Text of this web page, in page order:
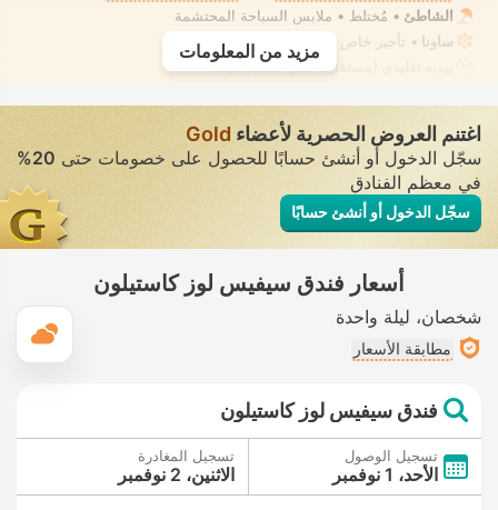
الشاطئ • مُختلط • ملابس السباحة المحتشمة
ساونا • تأجير خاص • معزول تمامًا
بيديه تقليدي (مستقل)
• في جميع الغرف
مزيد من المعلومات
اغتنم العروض الحصرية لأعضاء Gold
سجّل الدخول أو أنشئ حسابًا للحصول على خصومات حتى20%
في معظم الفنادق
سجّل الدخول أو أنشئ حسابًا
أسعار فندق سيفيس لوز كاستيلون
شخصان ليلة واحدة
مطابقة الأسعار
فندق سيفيس لوز كاستيلون
تسجيل الوصول
الأحد، 1 نوفمبر
تسجيل المغادرة
الاثنين، 2 نوفمبر